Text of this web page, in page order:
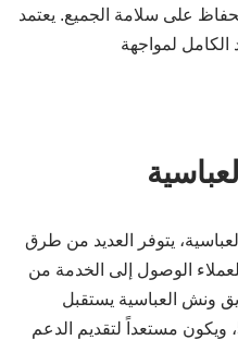
على سلامة الجميع. يعتمد
الكامل لمواجهة
يتوفر العديد من طرق
الوصول إلى الخدمة من
ونش العباسية يستقبل
المكالمات على الرقم 55800538، ويكون مستعداً لتقديم الدعم